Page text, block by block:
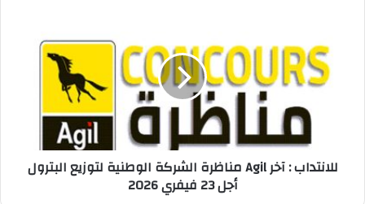
الوطنية
للانتداب
مناظرة الشركة الوطنية لتوزيع البترول Agil للانتداب : آخر
أجل 23 فيفري 2026